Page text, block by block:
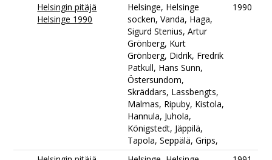
Helsingin pitäjä
Helsinge 1990
Helsinge, Helsinge
socken, Vanda, Haga,
Sigurd Stenius, Artur
Grönberg, Kurt
Grönberg, Didrik, Fredrik
Patkull, Hans Sunn,
Östersundom,
Skräddars, Lassbengts,
Malmas, Ripuby, Kistola,
Hannula, Juhola,
Königstedt, Jäppilä,
Tapola, Seppälä, Grips,
1990